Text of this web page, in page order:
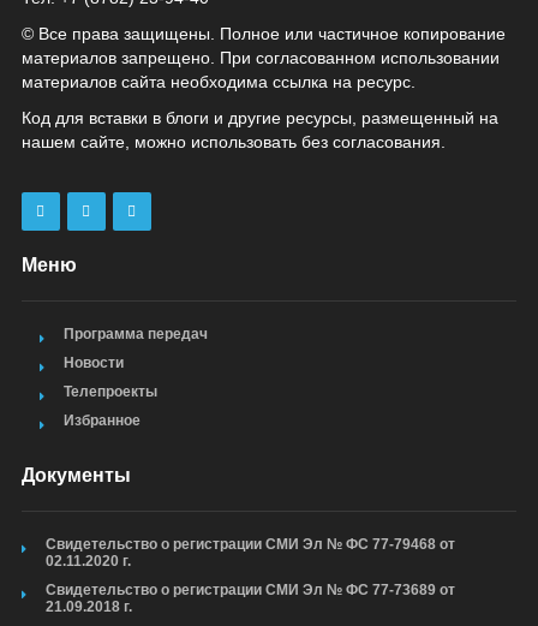
© Все права защищены. Полное или частичное копирование
материалов запрещено. При согласованном использовании
материалов сайта необходима ссылка на ресурс.
Код для вставки в блоги и другие ресурсы, размещенный на
нашем сайте, можно использовать без согласования.
Меню
Программа передач
Новости
Телепроекты
Избранное
Документы
Свидетельство о регистрации СМИ Эл № ФС 77-79468 от
02.11.2020 г.
Свидетельство о регистрации СМИ Эл № ФС 77-73689 от
21.09.2018 г.